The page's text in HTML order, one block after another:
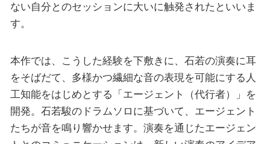
ない自分とのセッションに大いに触発されたといいま
す。
本作では、こうした経験を下敷きに、石若の演奏に耳
をそばだて、多様かつ繊細な音の表現を可能にする人
工知能をはじめとする「エージェント（代行者）」を
開発。石若駿のドラムソロに基づいて、エージェント
たちが音を鳴り響かせます。演奏を通じたエージェン